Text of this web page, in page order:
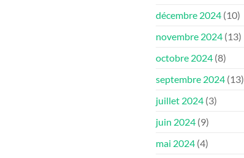
décembre 2024 (10)
novembre 2024 (13)
octobre 2024 (8)
septembre 2024 (13)
juillet 2024 (3)
juin 2024 (9)
mai 2024 (4)